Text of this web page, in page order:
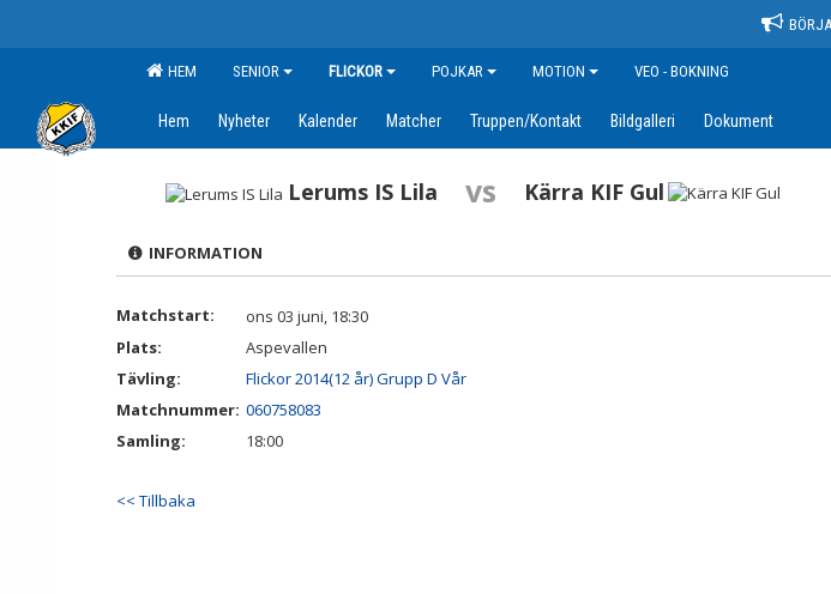
HEM SENIOR FLICKOR POJKAR MOTION VEO - BOKNING
Hem Nyheter Kalender Matcher Truppen/Kontakt Bildgalleri Dokument
Lerums IS Lila vs Kärra KIF Gul
INFORMATION
Matchstart:
ons 03 juni, 18:30
Plats:
Aspevallen
Tävling:
Flickor 2014(12 år) Grupp D Vår
Matchnummer: 060758083
Samling:
18:00
<< Tillbaka